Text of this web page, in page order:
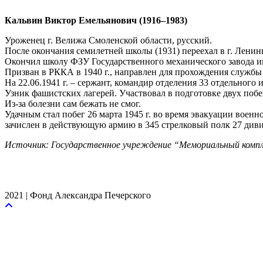
Кальвин Виктор Емельянович (1916–1983)
Уроженец г. Велижа Смоленской области, русский.
После окончания семилетней школы (1931) переехал в г.
Окончил школу ФЗУ Государственного механического
Призван в РККА в 1940 г., направлен для прохождения службы
На 22.06.1941 г. – сержант, командир отделения 33
Узник фашистских лагерей. Участвовал в подготовке двух
Из-за болезни сам бежать не смог.
Удачным стал побег 26 марта 1945 г. во время эвакуации
зачислен в действующую армию в 345 стрелковый полк 27
Источник: Государственное учреждение “Мемориальный
2021 | Фонд Александра Печерского